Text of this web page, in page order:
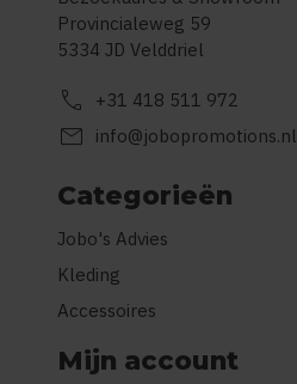
Provincialeweg 59
5334 JD Velddriel
call +31 418 511 972
mail info@jobopromotions.nl
Categorieën
Jobo's Advies
Kleding
Accessoires
Mijn account